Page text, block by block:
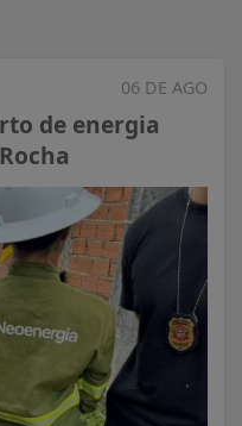
06 DE AGO
de energia